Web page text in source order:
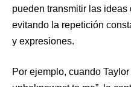
pueden transmitir las ideas
evitando la repetición
y expresiones.
Por ejemplo, cuando